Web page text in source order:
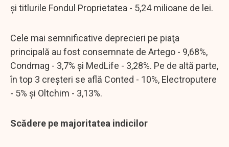
şi titlurile Fondul Proprietatea - 5,24 milioane de lei.
Cele mai semnificative deprecieri pe piaţa
principală au fost consemnate de Artego - 9,68%,
Condmag - 3,7% şi MedLife - 3,28%. Pe de altă parte,
în top 3 creşteri se află Conted - 10%, Electroputere
- 5% şi Oltchim - 3,13%.
Scădere pe majoritatea indicilor